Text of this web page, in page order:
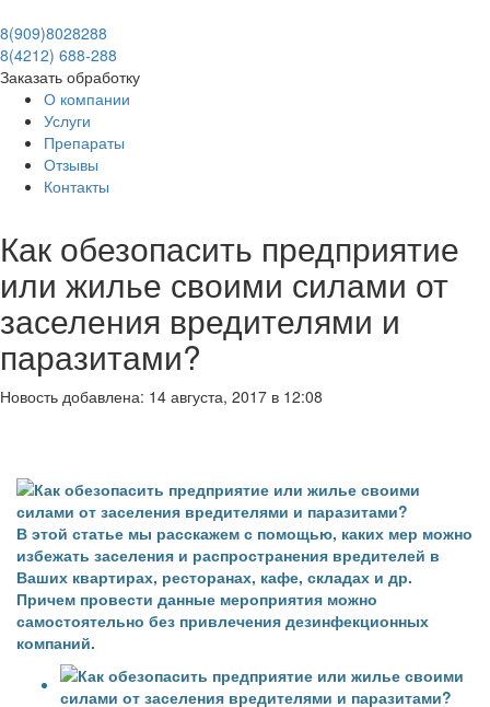
8(909)8028288
8(4212) 688-288
Заказать обработку
О компании
Услуги
Препараты
Отзывы
Контакты
Как обезопасить предприятие
или жилье своими силами от
заселения вредителями и
паразитами?
Новость добавлена: 14 августа, 2017 в 12:08
В этой статье мы расскажем с помощью, каких мер можно
избежать заселения и распространения вредителей в
Ваших квартирах, ресторанах, кафе, складах и др.
Причем провести данные мероприятия можно
самостоятельно без привлечения дезинфекционных
компаний.